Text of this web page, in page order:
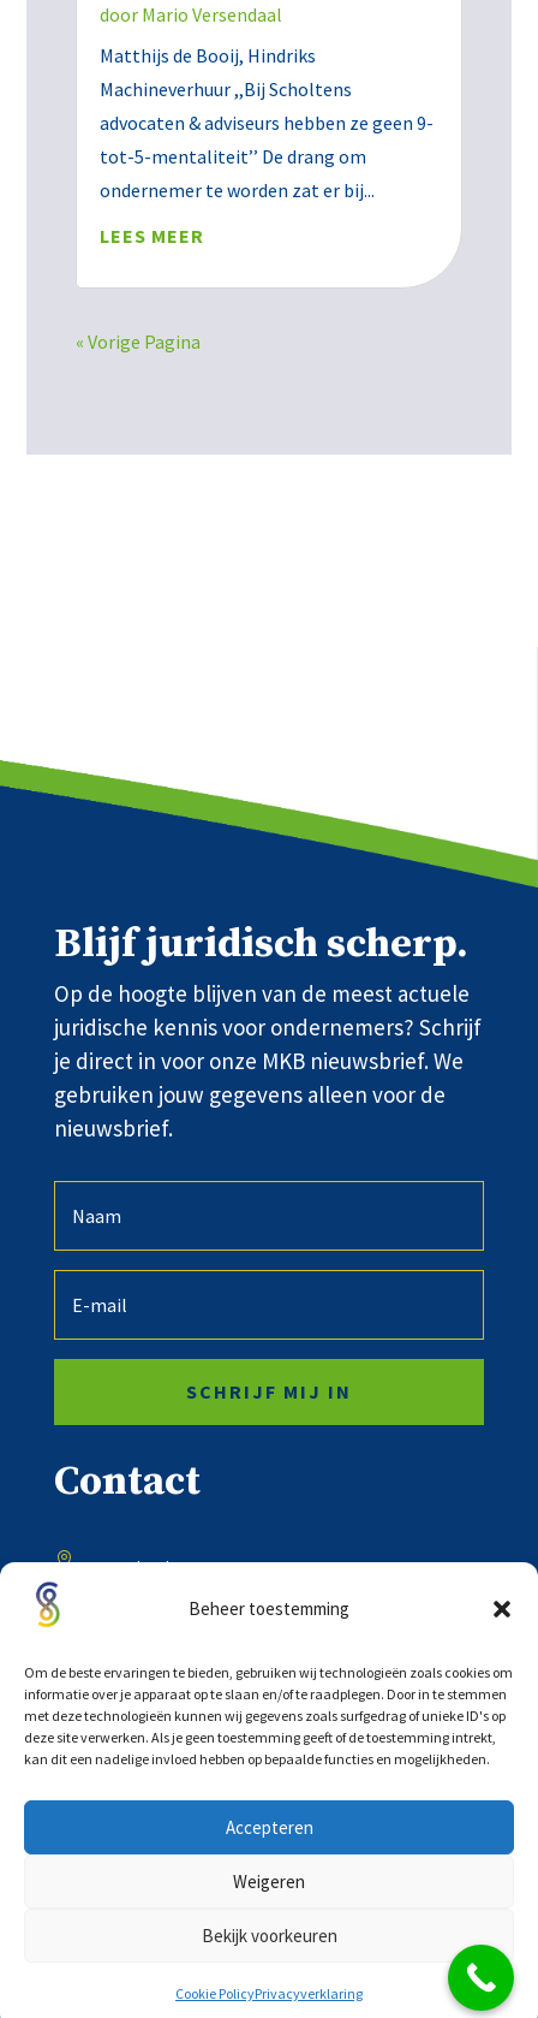
Beheer toestemming
Om de beste ervaringen te bieden, gebruiken wij technologieën zoals cookies om
informatie over je apparaat op te slaan en/of te raadplegen. Door in te stemmen
met deze technologieën kunnen wij gegevens zoals surfgedrag of unieke ID's op
deze site verwerken. Als je geen toestemming geeft of de toestemming intrekt,
kan dit een nadelige invloed hebben op bepaalde functies en mogelijkheden.
Accepteren
Weigeren
Bekijk voorkeuren
Cookie PolicyPrivacyverklaring
door Mario Versendaal
Matthijs de Booij, Hindriks
Machineverhuur ,,Bij Scholtens
advocaten & adviseurs hebben ze geen 9-
tot-5-mentaliteit’’ De drang om
ondernemer te worden zat er bij...
LEES MEER
« Vorige Pagina
Blijf juridisch scherp.
Op de hoogte blijven van de meest actuele
juridische kennis voor ondernemers? Schrijf
je direct in voor onze MKB nieuwsbrief. We
gebruiken jouw gegevens alleen voor de
nieuwsbrief.
SCHRIJF MIJ IN
Contact

Onder de Toren 20
8302 BV Emmeloord
0527 – 618333
 info@scholtensadvocaten.nl
ALGEMENE VOORWAARDEN